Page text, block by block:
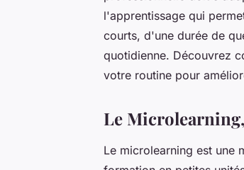
l'apprentissage qui
courts, d'une durée de
quotidienne. Découvrez
votre routine pour
Le
Le microlearning est une